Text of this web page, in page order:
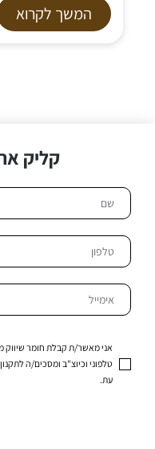
המשך לקרוא
קליק
טלפוני וכיוצ"ב ומסכים/ה
עת.